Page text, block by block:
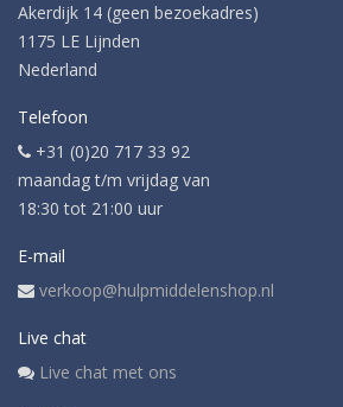
Akerdijk 14 (geen bezoekadres)
1175 LE Lijnden
Nederland
Telefoon
+31 (0)20 717 33 92
maandag t/m vrijdag van
18:30 tot 21:00 uur
E-mail
verkoop@hulpmiddelenshop.nl
Live chat
Live chat met ons